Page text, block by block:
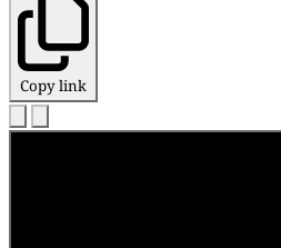
Copy link